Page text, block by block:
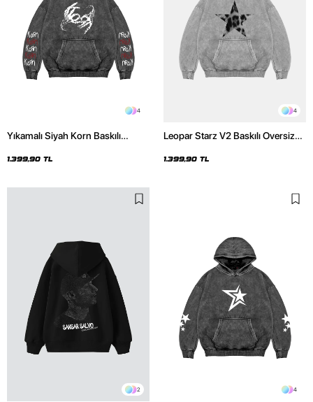
4
Yıkamalı Siyah Korn Baskılı
1.399,90 TL
4
Leopar Starz V2 Baskılı Oversize
Hoodie
1.399,90 TL
2 4